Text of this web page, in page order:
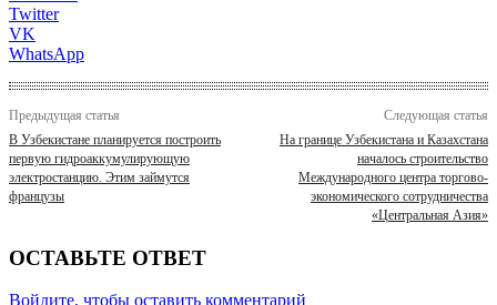
Twitter
VK
WhatsApp
Предыдущая статья
В Узбекистане планируется построить
первую гидроаккумулирующую
электростанцию. Этим займутся
французы
Следующая статья
На границе Узбекистана и Казахстана
началось строительство
Международного центра торгово-
экономического сотрудничества
«Центральная Азия»
ОСТАВЬТЕ ОТВЕТ
Войдите, чтобы оставить комментарий